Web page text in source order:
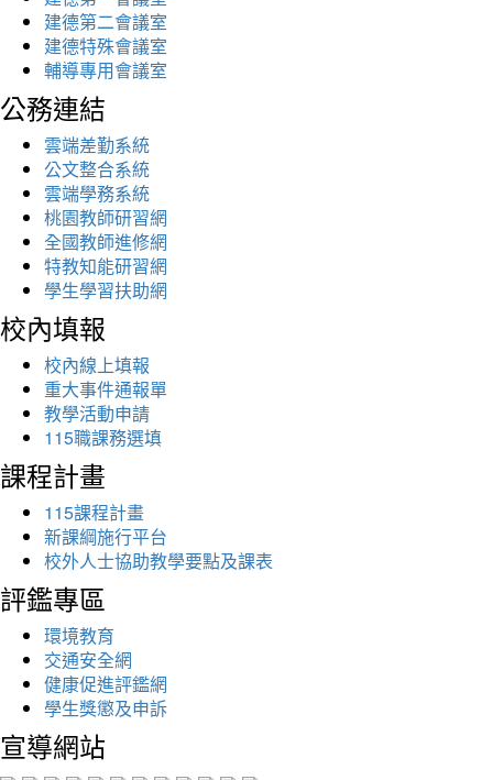
建德第二會議室
建德特殊會議室
輔導專用會議室
公務連結
雲端差勤系統
公文整合系統
雲端學務系統
桃園教師研習網
全國教師進修網
特教知能研習網
學生學習扶助網
校內填報
校內線上填報
重大事件通報單
教學活動申請
115職課務選填
課程計畫
115課程計畫
新課綱施行平台
校外人士協助教學要點及課表
評鑑專區
環境教育
交通安全網
健康促進評鑑網
學生獎懲及申訴
宣導網站